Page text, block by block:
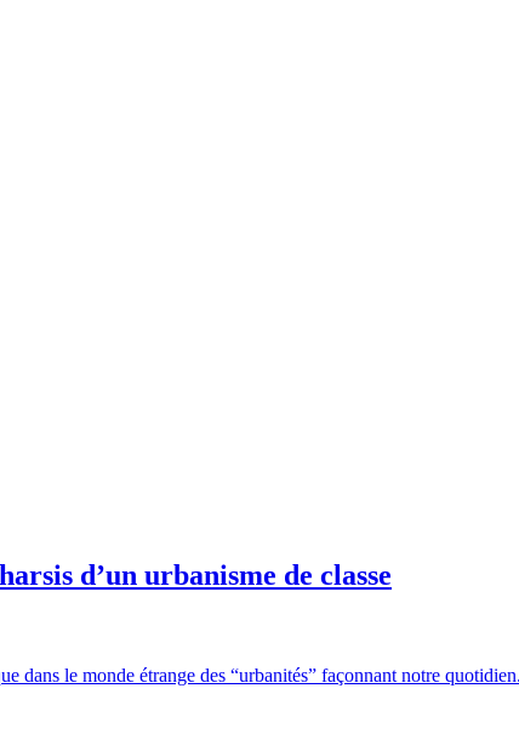
d’un urbanisme de classe
le monde étrange des “urbanités” façonnant notre